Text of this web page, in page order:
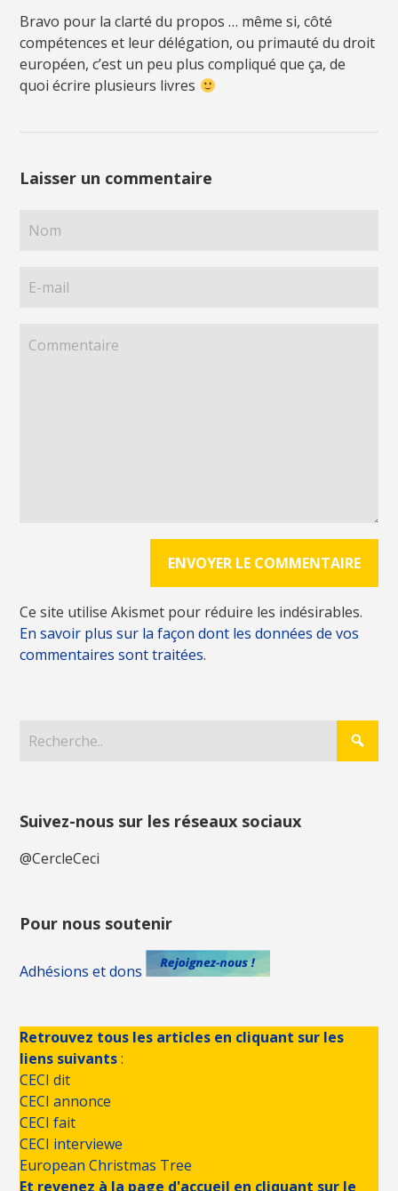
Bravo pour la clarté du propos … même si, côté
compétences et leur délégation, ou primauté du droit
européen, c’est un peu plus compliqué que ça, de
quoi écrire plusieurs livres
Laisser un commentaire
Ce site utilise Akismet pour réduire les indésirables.
En savoir plus sur la façon dont les données de vos
commentaires sont traitées.
Suivez-nous sur les réseaux sociaux
@CercleCeci
Pour nous soutenir
Adhésions et dons
Retrouvez tous les articles en cliquant sur les
liens suivants:
CECI dit
CECI annonce
CECI fait
CECI interviewe
European Christmas Tree
Et revenez à la page d'accueil en cliquant sur le